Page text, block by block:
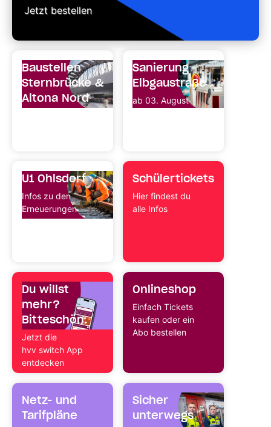
Jetzt bestellen
Baustellen
Sternbrücke &
Altona Nord
Sanierung
Elbgaustraße
ab 03. August
U1 Ohlsdorf
Infos zu den
Erneuerungen
Schüler­tickets
Hier findest du
alle Infos
Du willst
mehr?
Bitteschön.
Jetzt die
hvv switch App
entdecken
Onlineshop
Einfach Tickets
kaufen oder ein
Abo bestellen
Netz- und
Tarifpläne
Sicher
unterwegs